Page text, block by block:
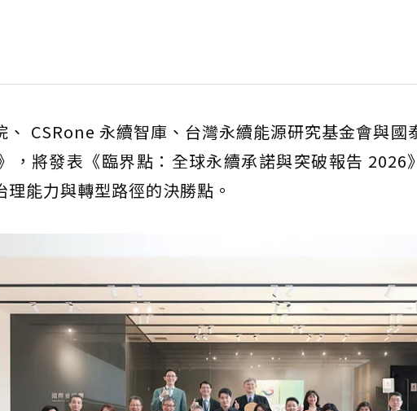
、 CSRone 永續智庫、台灣永續能源研究基金會與國
，將發表《臨界點：全球永續承諾與突破報告 2026
能力與轉型路徑的決勝點。